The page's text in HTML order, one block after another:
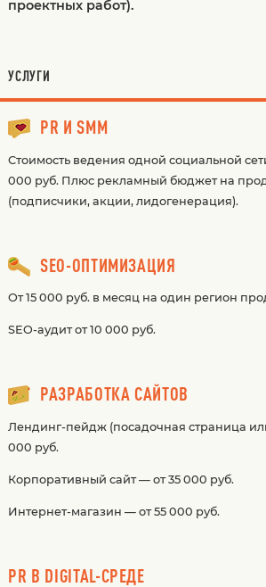
проектных работ).
УСЛУГИ
PR И SMM
Стоимость ведения одной социальной
000 руб. Плюс рекламный бюджет на
(подписчики, акции, лидогенерация).
SEO-ОПТИМИЗАЦИЯ
От 15 000 руб. в месяц на один регион
SEO-аудит от 10 000 руб.
РАЗРАБОТКА САЙТОВ
Лендинг-пейдж (посадочная страница
000 руб.
Корпоративный сайт — от 35 000 руб.
Интернет-магазин — от 55 000 руб.
PR В DIGITAL-СРЕДЕ